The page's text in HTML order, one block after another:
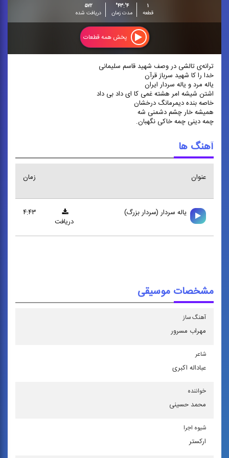
۱
قطعه
۴':۴۳"
مدت زمان
۵۷۲
دریافت شده
پخش همه قطعات
ترانه‌ی تالشی در وصف شهید قاسم سلیمانی
خدا را کا شهید سرباز قرآن
یاله مرد و یاله سردار ایران
اشتن شیشه امر هشته غمی کا ای داد بی داد
خاصه بنده دیمرمانگ درخشان
همیشه خار چشم دشمنی شه
چمه دینی چمه خاکی نگهبان. ‏
آهنگ ها
عنوان زمان
ياله سردار (سردار بزرگ)
۴:۴۳
دریافت
مشخصات موسیقی
آهنگ ساز
مهراب مسرور
شاعر
عباداله اكبری
خواننده
محمد حسینی
شیوه اجرا
اركستر